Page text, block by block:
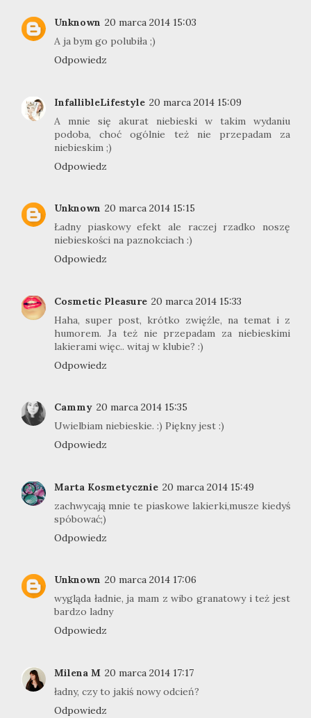
Unknown 20 marca 2014 15:03
A ja bym go polubiła ;)
Odpowiedz
InfallibleLifestyle 20 marca 2014 15:09
A mnie się akurat niebieski w takim wydaniu
podoba, choć ogólnie też nie przepadam za
niebieskim ;)
Odpowiedz
Unknown 20 marca 2014 15:15
Ładny piaskowy efekt ale raczej rzadko noszę
niebieskości na paznokciach :)
Odpowiedz
Cosmetic Pleasure 20 marca 2014 15:33
Haha, super post, krótko zwięźle, na temat i z
humorem. Ja też nie przepadam za niebieskimi
lakierami więc.. witaj w klubie? :)
Odpowiedz
Cammy 20 marca 2014 15:35
Uwielbiam niebieskie. :) Piękny jest :)
Odpowiedz
Marta Kosmetycznie 20 marca 2014 15:49
zachwycają mnie te piaskowe lakierki,musze kiedyś
spóbować;)
Odpowiedz
Unknown 20 marca 2014 17:06
wygląda ładnie, ja mam z wibo granatowy i też jest
bardzo ladny
Odpowiedz
Milena M 20 marca 2014 17:17
ładny, czy to jakiś nowy odcień?
Odpowiedz